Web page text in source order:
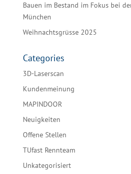
Bauen im Bestand im Fokus bei
München
Weihnachtsgrüsse 2025
Categories
3D-Laserscan
Kundenmeinung
MAPINDOOR
Neuigkeiten
Offene Stellen
TUfast Rennteam
Unkategorisiert